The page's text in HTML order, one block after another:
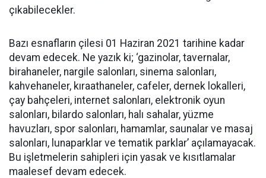
çıkabilecekler.
Bazı esnafların çilesi 01 Haziran 2021 tarihine kadar
devam edecek. Ne yazık ki; ‘gazinolar, tavernalar,
birahaneler, nargile salonları, sinema salonları,
kahvehaneler, kıraathaneler, cafeler, dernek lokalleri,
çay bahçeleri, internet salonları, elektronik oyun
salonları, bilardo salonları, halı sahalar, yüzme
havuzları, spor salonları, hamamlar, saunalar ve masaj
salonları, lunaparklar ve tematik parklar’ açılamayacak.
Bu işletmelerin sahipleri için yasak ve kısıtlamalar
maalesef devam edecek.